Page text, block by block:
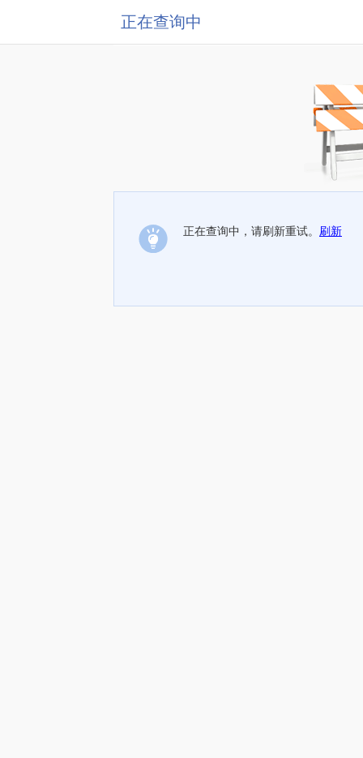
正在查询中
正在查询中，请刷新重试。 刷新